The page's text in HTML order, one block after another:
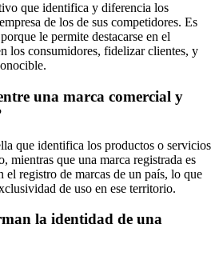
que identifica y diferencia los
de los de sus competidores. Es
le permite destacarse en el
los consumidores, fidelizar clientes, y
una marca comercial y
que identifica los productos o servicios
mientras que una marca registrada es
el registro de marcas de un país, lo que
de uso en ese territorio.
la identidad de una